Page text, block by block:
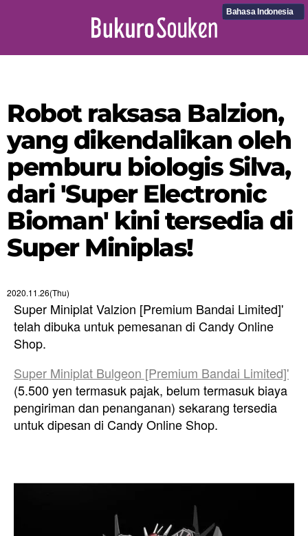
Bahasa Indonesia
Robot raksasa Balzion,
yang dikendalikan oleh
pemburu biologis Silva,
dari 'Super Electronic
Bioman' kini tersedia di
Super Miniplas!
2020.11.26(Thu)
Super Miniplat Valzion [Premium Bandai Limited]'
telah dibuka untuk pemesanan di Candy Online
Shop.
Super Miniplat Bulgeon [Premium Bandai Limited]'
(5.500 yen termasuk pajak, belum termasuk biaya
pengiriman dan penanganan) sekarang tersedia
untuk dipesan di Candy Online Shop.